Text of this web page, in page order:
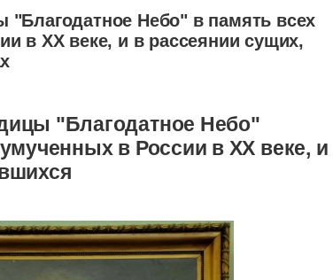
"Благодатное Небо" в память всех
в ХХ веке, и в рассеянии сущих,
"Благодатное Небо"
в России в ХХ веке, и